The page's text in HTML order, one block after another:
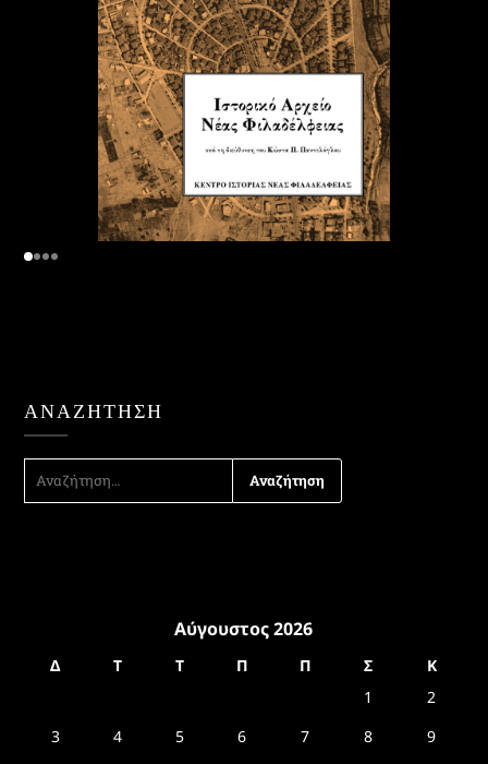
ΑΝΑΖΉΤΗΣΗ
ΑΝΑΖΉΤΗΣΗ
ΓΙΑ:
Αύγουστος 2026
Δ Τ Τ Π Π Σ
Κ
1
2
3
4 5 6 7 8
9